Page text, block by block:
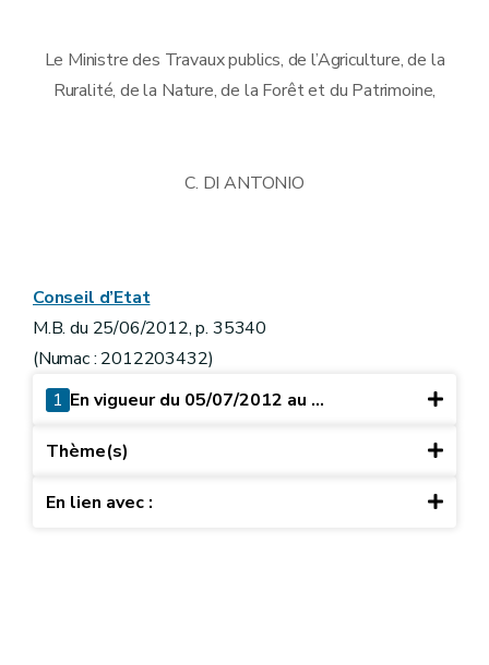
Le Ministre des Travaux publics, de l’Agriculture, de la
Ruralité, de la Nature, de la Forêt et du Patrimoine,
C. DI ANTONIO
Conseil d’Etat
M.B. du 25/06/2012, p. 35340
(Numac : 2012203432)
1 En vigueur du 05/07/2012 au ...
Thème(s)
En lien avec :